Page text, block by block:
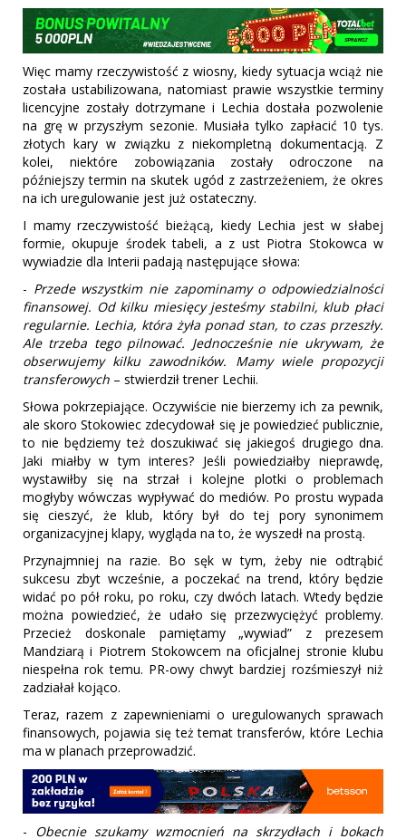
Więc mamy rzeczywistość z wiosny, kiedy sytuacja wciąż nie
została ustabilizowana, natomiast prawie wszystkie terminy
licencyjne zostały dotrzymane i Lechia dostała pozwolenie
na grę w przyszłym sezonie. Musiała tylko zapłacić 10 tys.
złotych kary w związku z niekompletną dokumentacją. Z
kolei, niektóre zobowiązania zostały odroczone na
późniejszy termin na skutek ugód z zastrzeżeniem, że okres
na ich uregulowanie jest już ostateczny.
I mamy rzeczywistość bieżącą, kiedy Lechia jest w słabej
formie, okupuje środek tabeli, a z ust Piotra Stokowca w
wywiadzie dla Interii padają następujące słowa:
- Przede wszystkim nie zapominamy o odpowiedzialności
finansowej. Od kilku miesięcy jesteśmy stabilni, klub płaci
regularnie. Lechia, która żyła ponad stan, to czas przeszły.
Ale trzeba tego pilnować. Jednocześnie nie ukrywam, że
obserwujemy kilku zawodników. Mamy wiele propozycji
transferowych – stwierdził trener Lechii.
Słowa pokrzepiające. Oczywiście nie bierzemy ich za pewnik,
ale skoro Stokowiec zdecydował się je powiedzieć publicznie,
to nie będziemy też doszukiwać się jakiegoś drugiego dna.
Jaki miałby w tym interes? Jeśli powiedziałby nieprawdę,
wystawiłby się na strzał i kolejne plotki o problemach
mogłyby wówczas wypływać do mediów. Po prostu wypada
się cieszyć, że klub, który był do tej pory synonimem
organizacyjnej klapy, wygląda na to, że wyszedł na prostą.
Przynajmniej na razie. Bo sęk w tym, żeby nie odtrąbić
sukcesu zbyt wcześnie, a poczekać na trend, który będzie
widać po pół roku, po roku, czy dwóch latach. Wtedy będzie
można powiedzieć, że udało się przezwyciężyć problemy.
Przecież doskonale pamiętamy „wywiad” z prezesem
Mandziarą i Piotrem Stokowcem na oficjalnej stronie klubu
niespełna rok temu. PR-owy chwyt bardziej rozśmieszył niż
zadziałał kojąco.
Teraz, razem z zapewnieniami o uregulowanych sprawach
finansowych, pojawia się też temat transferów, które Lechia
ma w planach przeprowadzić.
- Obecnie szukamy wzmocnień na skrzydłach i bokach